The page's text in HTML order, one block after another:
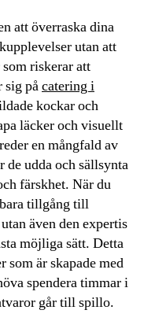
att överraska dina
utan att
riskerar att
sig påcatering i
kockar och
läcker och visuellt
en mångfald av
udda och sällsynta
färskhet. När du
tillgång till
även den expertis
möjliga sätt. Detta
som är skapade med
spendera timmar i
går till spillo.